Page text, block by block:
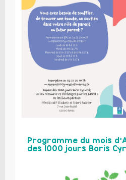
Programme du mois
des 1000 jours Boris